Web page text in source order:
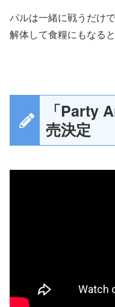
パルは一緒に戦うだけ
解体して食糧にもなると
「Party
売決定